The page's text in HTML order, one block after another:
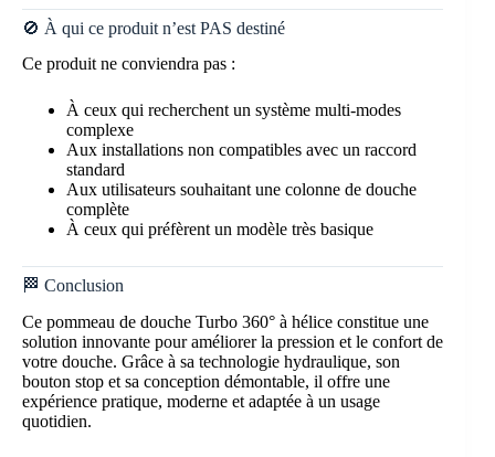
🚫 À qui ce produit n’est PAS destiné
Ce produit ne conviendra pas :
À ceux qui recherchent un système multi-modes
complexe
Aux installations non compatibles avec un raccord
standard
Aux utilisateurs souhaitant une colonne de douche
complète
À ceux qui préfèrent un modèle très basique
🏁 Conclusion
Ce pommeau de douche Turbo 360° à hélice constitue une
solution innovante pour améliorer la pression et le confort de
votre douche. Grâce à sa technologie hydraulique, son
bouton stop et sa conception démontable, il offre une
expérience pratique, moderne et adaptée à un usage
quotidien.